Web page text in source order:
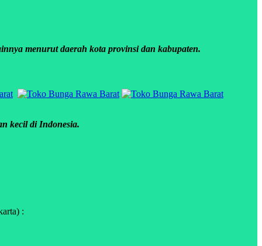
menurut daerah kota provinsi dan kabupaten.
kecil di Indonesia.
: